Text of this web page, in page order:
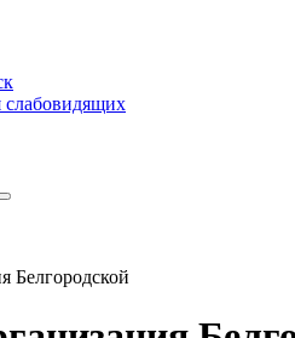
слабовидящих
Белгородской